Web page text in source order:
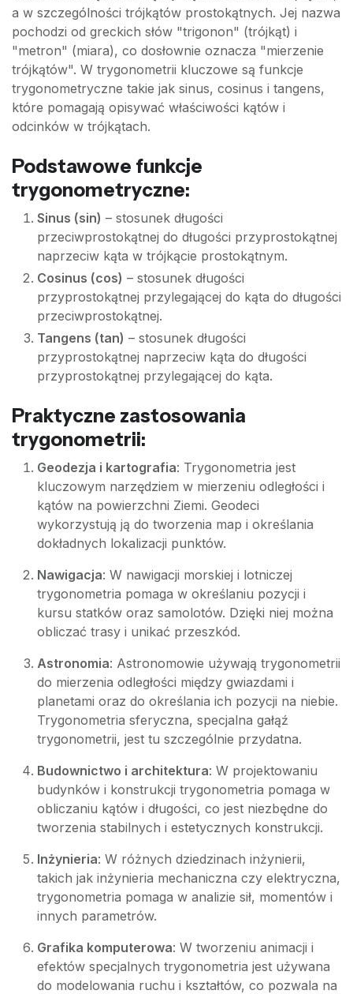
a w szczególności trójkątów prostokątnych. Jej nazwa
pochodzi od greckich słów "trigonon" (trójkąt) i
"metron" (miara), co dosłownie oznacza "mierzenie
trójkątów". W trygonometrii kluczowe są funkcje
trygonometryczne takie jak sinus, cosinus i tangens,
które pomagają opisywać właściwości kątów i
odcinków w trójkątach.
Podstawowe funkcje
trygonometryczne:
Sinus (sin) – stosunek długości
przeciwprostokątnej do długości przyprostokątnej
naprzeciw kąta w trójkącie prostokątnym.
Cosinus (cos) – stosunek długości
przyprostokątnej przylegającej do kąta do długości
przeciwprostokątnej.
Tangens (tan) – stosunek długości
przyprostokątnej naprzeciw kąta do długości
przyprostokątnej przylegającej do kąta.
Praktyczne zastosowania
trygonometrii:
Geodezja i kartografia: Trygonometria jest
kluczowym narzędziem w mierzeniu odległości i
kątów na powierzchni Ziemi. Geodeci
wykorzystują ją do tworzenia map i określania
dokładnych lokalizacji punktów.
Nawigacja: W nawigacji morskiej i lotniczej
trygonometria pomaga w określaniu pozycji i
kursu statków oraz samolotów. Dzięki niej można
obliczać trasy i unikać przeszkód.
Astronomia: Astronomowie używają trygonometrii
do mierzenia odległości między gwiazdami i
planetami oraz do określania ich pozycji na niebie.
Trygonometria sferyczna, specjalna gałąź
trygonometrii, jest tu szczególnie przydatna.
Budownictwo i architektura: W projektowaniu
budynków i konstrukcji trygonometria pomaga w
obliczaniu kątów i długości, co jest niezbędne do
tworzenia stabilnych i estetycznych konstrukcji.
Inżynieria: W różnych dziedzinach inżynierii,
takich jak inżynieria mechaniczna czy elektryczna,
trygonometria pomaga w analizie sił, momentów i
innych parametrów.
Grafika komputerowa: W tworzeniu animacji i
efektów specjalnych trygonometria jest używana
do modelowania ruchu i kształtów, co pozwala na